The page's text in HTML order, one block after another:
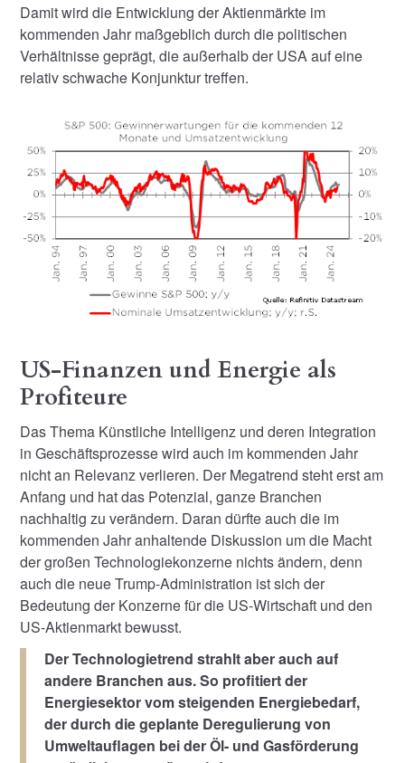
Damit wird die Entwicklung der Aktienmärkte im
kommenden Jahr maßgeblich durch die politischen
Verhältnisse geprägt, die außerhalb der USA auf eine
relativ schwache Konjunktur treffen.
US-Finanzen und Energie als
Profiteure
Das Thema Künstliche Intelligenz und deren Integration
in Geschäftsprozesse wird auch im kommenden Jahr
nicht an Relevanz verlieren. Der Megatrend steht erst am
Anfang und hat das Potenzial, ganze Branchen
nachhaltig zu verändern. Daran dürfte auch die im
kommenden Jahr anhaltende Diskussion um die Macht
der großen Technologiekonzerne nichts ändern, denn
auch die neue Trump-Administration ist sich der
Bedeutung der Konzerne für die US-Wirtschaft und den
US-Aktienmarkt bewusst.
Der Technologietrend strahlt aber auch auf
andere Branchen aus. So profitiert der
Energiesektor vom steigenden Energiebedarf,
der durch die geplante Deregulierung von
Umweltauflagen bei der Öl- und Gasförderung